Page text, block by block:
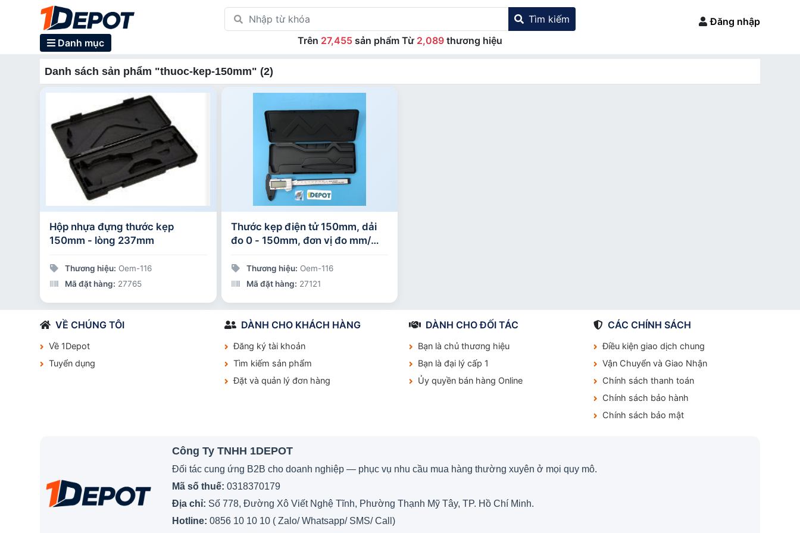
Danh mục
Tìm kiếm
Trên 27,455 sản phẩm Từ 2,089 thương hiệu
Đăng nhập
Danh sách sản phẩm "thuoc-kep-150mm" (2)
Hộp nhựa đựng thước kẹp
150mm - lòng 237mm
Thương hiệu: Oem-116
Mã đặt hàng: 27765
Thước kẹp điện tử 150mm, dải
đo 0 - 150mm, đơn vị đo mm/
Thương hiệu: Oem-116
Mã đặt hàng: 27121
VỀ CHÚNG TÔI
Về 1Depot
Tuyển dụng
DÀNH CHO KHÁCH HÀNG
Đăng ký tài khoản
Tìm kiếm sản phẩm
Đặt và quản lý đơn hàng
DÀNH CHO ĐỐI TÁC
Bạn là chủ thương hiệu
Bạn là đại lý cấp 1
Ủy quyền bán hàng Online
CÁC CHÍNH SÁCH
Điều kiện giao dịch chung
Vận Chuyển và Giao Nhận
Chính sách thanh toán
Chính sách bảo hành
Chính sách bảo mật
Công Ty TNHH 1DEPOT
Đối tác cung ứng B2B cho doanh nghiệp — phục vụ nhu cầu mua hàng thường xuyên ở mọi quy mô.
Mã số thuế: 0318370179
Địa chỉ: Số 778, Đường Xô Viết Nghệ Tĩnh, Phường Thạnh Mỹ Tây, TP. Hồ Chí Minh.
Hotline: 0856 10 10 10 ( Zalo/ Whatsapp/ SMS/ Call)